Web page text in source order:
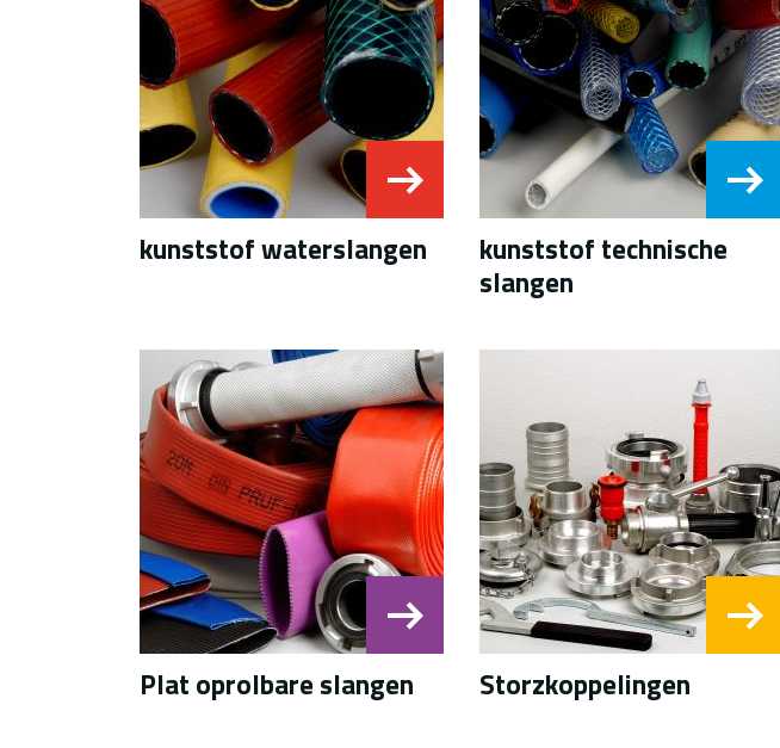
kunststof waterslangen
kunststof technische
slangen
Plat oprolbare slangen Storzkoppelingen